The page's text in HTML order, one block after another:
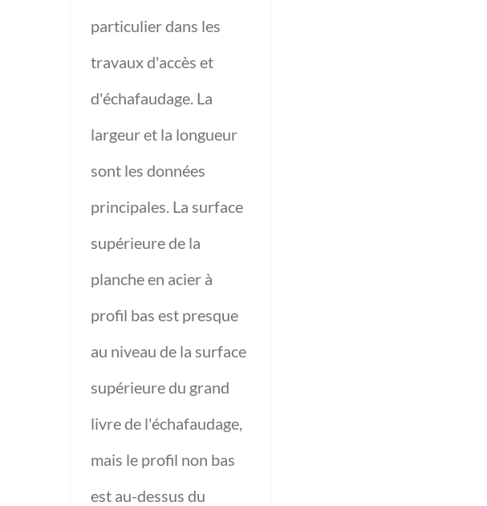
particulier dans les
travaux d'accès et
d'échafaudage. La
largeur et la longueur
sont les données
principales. La surface
supérieure de la
planche en acier à
profil bas est presque
au niveau de la surface
supérieure du grand
livre de l'échafaudage,
mais le profil non bas
est au-dessus du